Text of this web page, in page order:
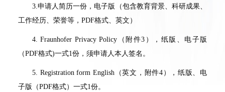
3.申请人简历一份，电子版（包含教育背景、科研成果、
工作经历、荣誉等，PDF格式、英文）
4. Fraunhofer Privacy Policy（附件3），纸版、电子版
（PDF格式)一式1份，须申请人本人签名。
5. Registration form English（英文，附件4），纸版、电
子版（PDF格式）一式1份。